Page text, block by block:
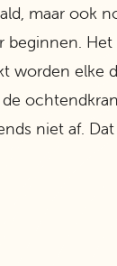
maar ook
worden elke
niet af.